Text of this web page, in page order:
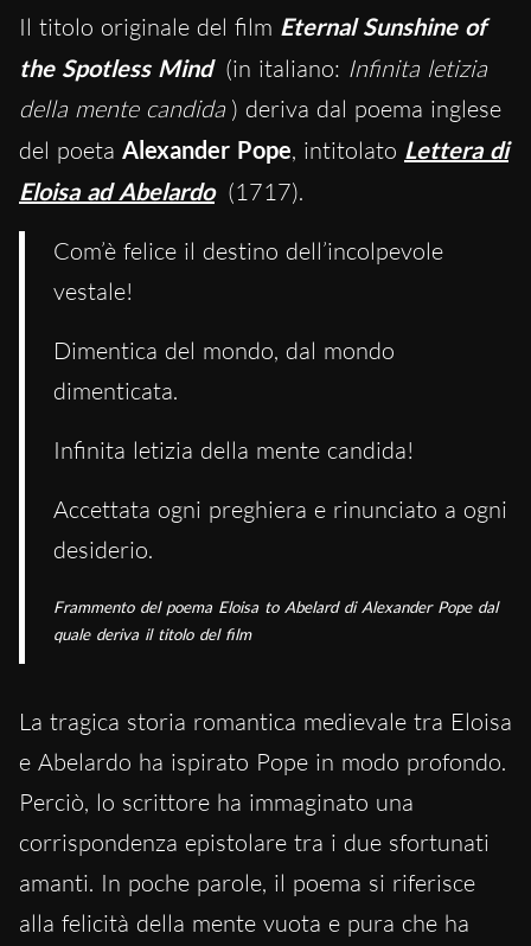
Il titolo originale del film Eternal Sunshine of
the Spotless Mind (in italiano: Infinita letizia
della mente candida ) deriva dal poema inglese
del poeta Alexander Pope, intitolato Lettera di
Eloisa ad Abelardo (1717).
Com’è felice il destino dell’incolpevole
vestale!
Dimentica del mondo, dal mondo
dimenticata.
Infinita letizia della mente candida!
Accettata ogni preghiera e rinunciato a ogni
desiderio.
Frammento del poema Eloisa to Abelard di Alexander Pope dal
quale deriva il titolo del film
La tragica storia romantica medievale tra Eloisa
e Abelardo ha ispirato Pope in modo profondo.
Perciò, lo scrittore ha immaginato una
corrispondenza epistolare tra i due sfortunati
amanti. In poche parole, il poema si riferisce
alla felicità della mente vuota e pura che ha